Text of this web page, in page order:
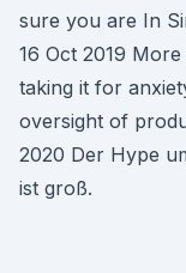
sure you are In
16 Oct 2019
taking it for
oversight of
2020 Der Hype
ist groß.